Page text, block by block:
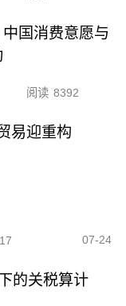
国消费意愿与
阅读 8392
易迎重构
07-24
的关税算计